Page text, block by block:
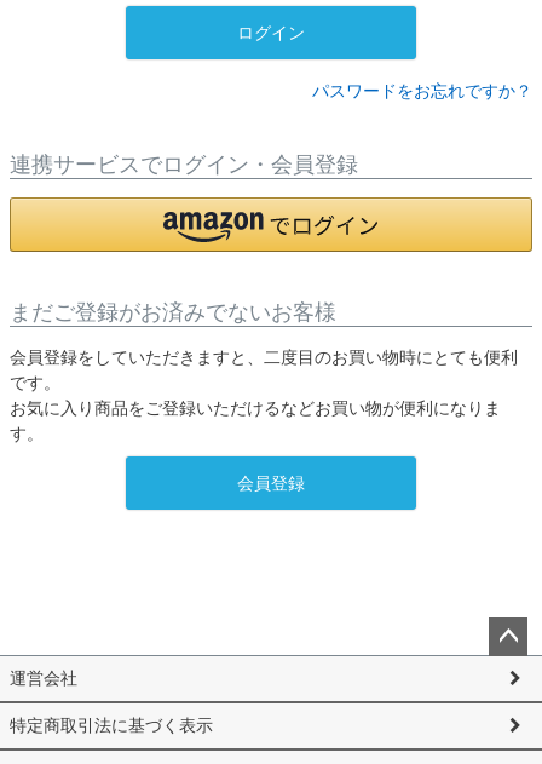
ログイン
パスワードをお忘れですか？
連携サービスでログイン・会員登録
まだご登録がお済みでないお客様
会員登録をしていただきますと、二度目のお買い物時にとても便利
です。
お気に入り商品をご登録いただけるなどお買い物が便利になりま
す。
会員登録
ペー
ップ
へ
運営会社
特定商取引法に基づく表示